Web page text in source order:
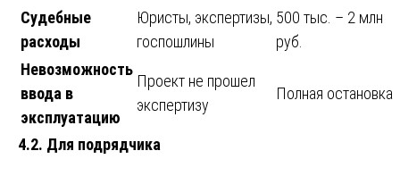
Судебные
расходы
Юристы, экспертизы,
госпошлины
500 тыс. – 2 млн
руб.
Невозможность
ввода в
эксплуатацию
Проект не прошел
экспертизу
Полная остановка
4.2. Для подрядчика